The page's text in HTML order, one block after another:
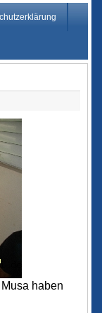
haben